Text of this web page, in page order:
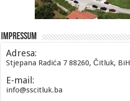
Impressum
Adresa:
Stjepana Radića 7 88260, Čitluk, BiH
E-mail:
info@sscitluk.ba